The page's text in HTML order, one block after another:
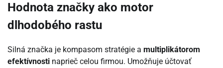
Hodnota značky ako motor
dlhodobého rastu
Silná značka je kompasom stratégie a multiplikátorom
efektívnosti naprieč celou firmou. Umožňuje účtovať